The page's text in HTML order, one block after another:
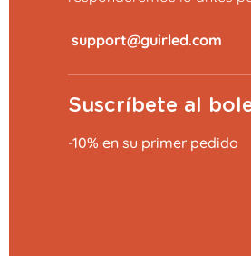
Suscríbete al
-10% en su primer pedido